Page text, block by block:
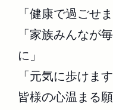
「健康で過ごせ
「家族みんなが
に」
「元気に歩けま
皆様の心温まる